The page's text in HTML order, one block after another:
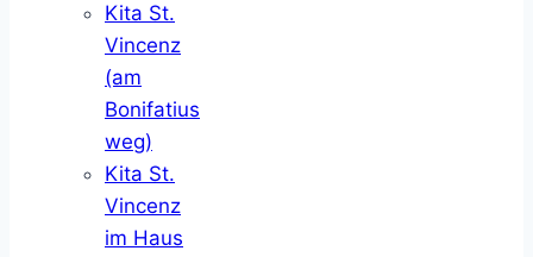
Kita St.
Vincenz
(am
Bonifatius
weg)
Kita St.
Vincenz
im Haus